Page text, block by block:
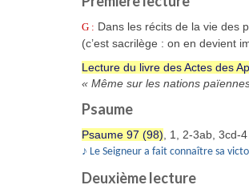
G : Dans les récits de la vie des
(c’est sacrilège : on en devient
Lecture du livre des Actes des
« Même sur les nations
Psaume
Psaume 97 (98) , 1, 2-3ab, 3cd-4
♪ Le Seigneur a fait connaître sa
Deuxième lecture